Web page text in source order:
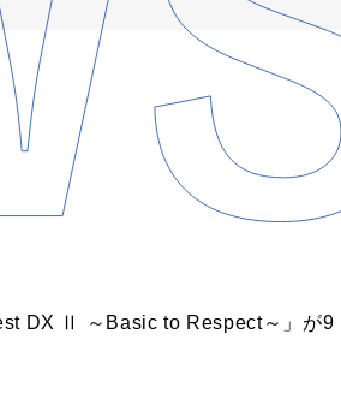
DX Ⅱ ～Basic to Respect～」が9